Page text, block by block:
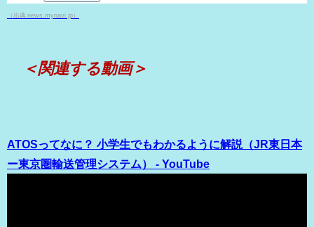
（出典 news.mynavi.jp）
＜関連する動画＞
ATOSってなに？ 小学生でもわかるように解説（JR東日本
ー東京圏輸送管理システム） - YouTube